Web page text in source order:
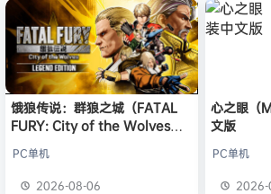
饿狼传说：群狼之城（FATAL
FURY: City of the Wolves）
PC单机
2026-08-06
心之眼（
文版
PC单机